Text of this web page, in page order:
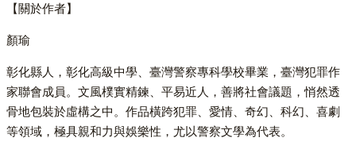
【關於作者】
顏瑜
彰化縣人，彰化高級中學、臺灣警察專科學校畢業，臺灣犯罪作
家聯會成員。文風樸實精鍊、平易近人，善將社會議題，悄然透
骨地包裝於虛構之中。作品橫跨犯罪、愛情、奇幻、科幻、喜劇
等領域，極具親和力與娛樂性，尤以警察文學為代表。